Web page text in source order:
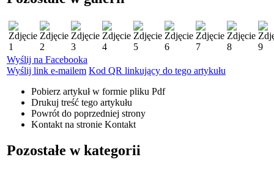
Wyślij na Facebooka
Wyślij link e-mailem Kod QR linkujący do tego artykułu
Pobierz artykuł w formie pliku Pdf
Drukuj treść tego artykułu
Powrót do poprzedniej strony
Kontakt na stronie Kontakt
Pozostałe w kategorii